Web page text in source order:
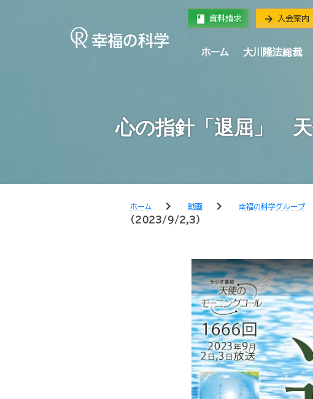
book 資料請求 arrow_forward 入会案内
ホーム 大川隆法総裁
心の指針「退屈」 天
ホーム chevron_right 動画 chevron_right 幸福の科学グループ
（2023/9/2,3）